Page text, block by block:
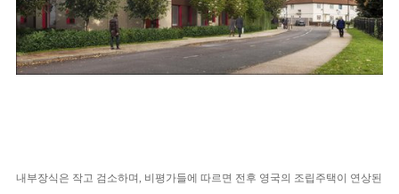
내부장식은 작고 검소하며, 비평가들에 따르면 전후 영국의 조립주택이 연상된